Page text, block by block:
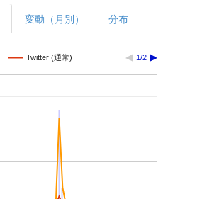
変動（月別） 分布
Twitter (通常) 1/2